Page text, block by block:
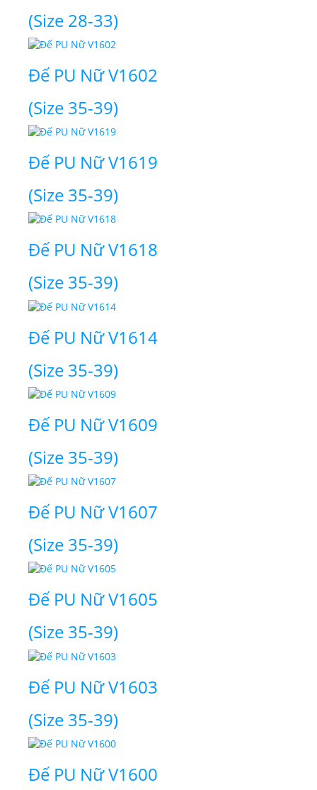
(Size 28-33)
Đế PU Nữ V1602
(Size 35-39)
Đế PU Nữ V1619
(Size 35-39)
Đế PU Nữ V1618
(Size 35-39)
Đế PU Nữ V1614
(Size 35-39)
Đế PU Nữ V1609
(Size 35-39)
Đế PU Nữ V1607
(Size 35-39)
Đế PU Nữ V1605
(Size 35-39)
Đế PU Nữ V1603
(Size 35-39)
Đế PU Nữ V1600
Thiết Kế Website